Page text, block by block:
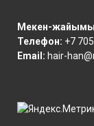
Мекен-
Телефон: +7
Email: hair-